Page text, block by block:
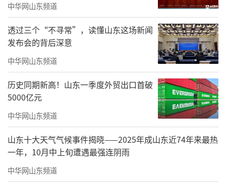
君一，作为“中国房企百强”，始终坚守
对好产品、好品质的执着追求。以青岛为大本
营，在天津、太原、济南等全国10余个城市，
打造了80多个住居产品、产业园区和高端商
业，多个项目荣获“广厦奖”“人居梦想好房
子”，成为行业领先的智慧住居服务商。
中华网山东频道
透过三个“不寻常”，读懂山东这场新闻
发布会的背后深意
中华网山东频道
历史同期新高！山东一季度外贸出口首破
5000亿元
中华网山东频道
山东十大天气气候事件揭晓——2025年成山东近74年来最热
一年，10月中上旬遭遇最强连阴雨
中华网山东频道